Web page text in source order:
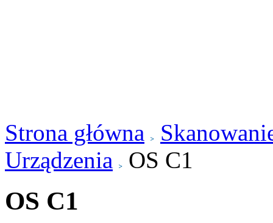
Strona główna
Urządzenia
OS C1
OS C1